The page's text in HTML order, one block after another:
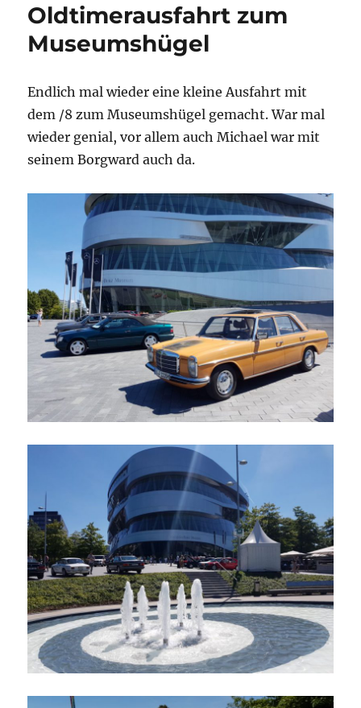
Oldtimerausfahrt zum
Museumshügel
Endlich mal wieder eine kleine Ausfahrt mit
dem /8 zum Museumshügel gemacht. War mal
wieder genial, vor allem auch Michael war mit
seinem Borgward auch da.